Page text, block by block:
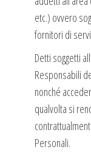
etc.) ovvero
fornitori di
Detti soggetti
Responsabili
nonché
qualvolta si
Personali.